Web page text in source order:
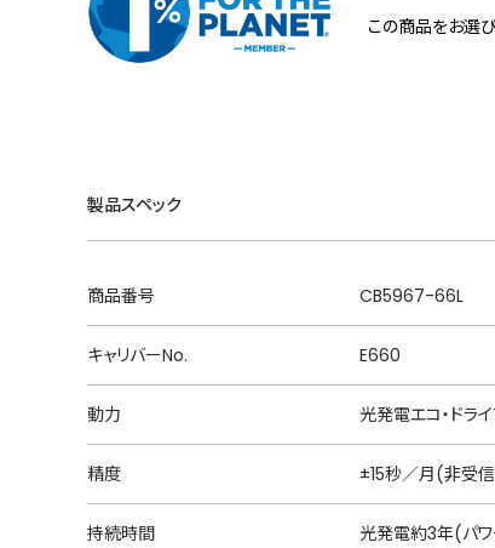
この商品をお選
製品スペック
商品番号 CB5967-66L
キャリバーNo. E660
動力 光発電エコ・ドラ
精度 ±15秒／月(非受
持続時間 光発電約3年(パ